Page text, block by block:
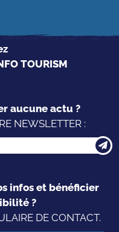
TOURISM
aucune actu ?
NEWSLETTER :
infos et bénéficier
?
DE CONTACT.